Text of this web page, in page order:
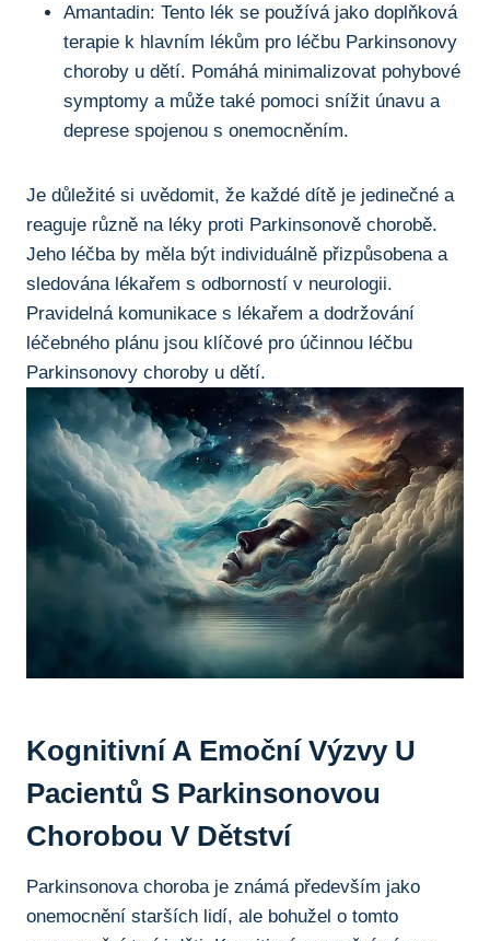
Amantadin: Tento lék se používá jako doplňková
terapie k‌ hlavním lékům pro léčbu Parkinsonovy​
choroby u dětí.⁣ Pomáhá minimalizovat ⁤pohybové
symptomy ⁢a může také ‌pomoci ‌snížit únavu a
⁣deprese spojenou s onemocněním.
Je důležité ⁤si uvědomit,‌ že každé‌ dítě je jedinečné‍ a
⁤reaguje⁣ různě na léky proti‌ Parkinsonově chorobě.
Jeho léčba⁤ by měla​ být individuálně přizpůsobena a
sledována lékařem s odborností v neurologii.
Pravidelná komunikace s lékařem a dodržování​
léčebného ‌plánu jsou klíčové pro účinnou‌ léčbu
Parkinsonovy choroby u dětí.
Kognitivní A Emoční‍ Výzvy U
Pacientů S Parkinsonovou
Chorobou V Dětství
Parkinsonova choroba⁣ je ⁢známá především ⁣jako
onemocnění starších⁢ lidí, ale⁤ bohužel o ‌tomto